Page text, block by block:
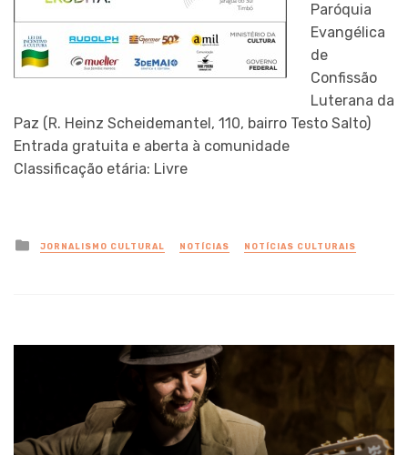
Paróquia
Evangélica
de
Confissão
Luterana da
Paz (R. Heinz Scheidemantel, 110, bairro Testo Salto)
Entrada gratuita e aberta à comunidade
Classificação etária: Livre
Posted
in
JORNALISMO CULTURAL NOTÍCIAS NOTÍCIAS CULTURAIS